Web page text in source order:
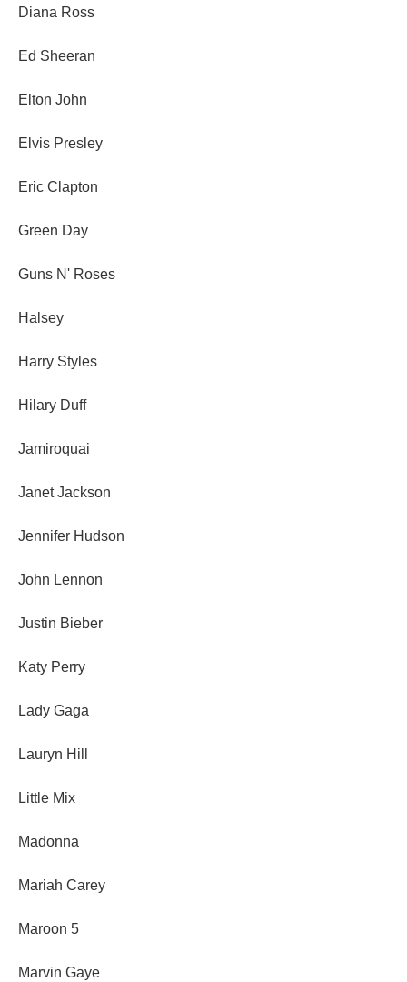
Diana Ross
Ed Sheeran
Elton John
Elvis Presley
Eric Clapton
Green Day
Guns N' Roses
Halsey
Harry Styles
Hilary Duff
Jamiroquai
Janet Jackson
Jennifer Hudson
John Lennon
Justin Bieber
Katy Perry
Lady Gaga
Lauryn Hill
Little Mix
Madonna
Mariah Carey
Maroon 5
Marvin Gaye